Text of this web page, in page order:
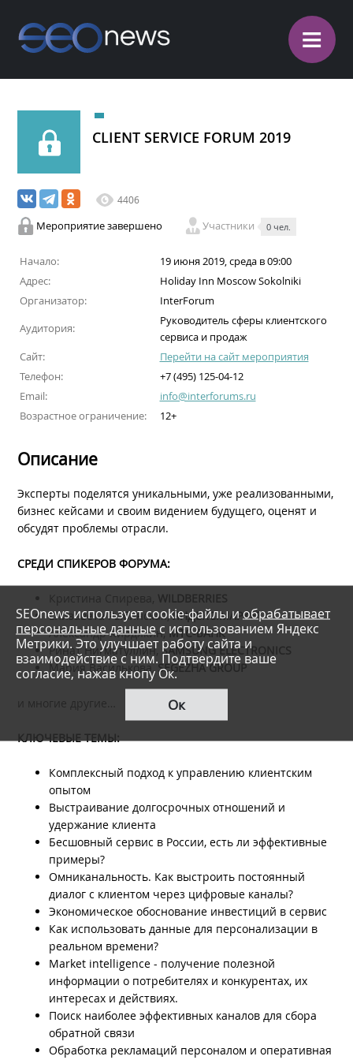
≡
CLIENT SERVICE FORUM 2019
4406
Мероприятие завершено Участники 0 чел.
Начало:
19 июня 2019, среда в 09:00
Адрес:
Holiday Inn Moscow Sokolniki
Организатор:
InterForum
Аудитория:
Руководитель сферы клиентского
сервиса и продаж
Сайт:
Перейти на сайт мероприятия
Телефон:
+7 (495) 125-04-12
Email:
info@interforums.ru
Возрастное ограничение:
12+
Описание
Эксперты поделятся уникальными, уже реализованными,
бизнес кейсами и своим видением будущего, оценят и
обсудят проблемы отрасли.
СРЕДИ СПИКЕРОВ ФОРУМА:
Кристина Спирева, WILDBERRIES
Елизавета Рыбинская,ЯНДЕКС.МАРКЕТ
Александр Кирдякин, МТС-БАНК
Ринат Нигматуллин, SAMSUNG ELECTRONICS
Мария Василькова,SEGEZHA GROUP
и многие другие…
КЛЮЧЕВЫЕ ТЕМЫ:
Комплексный подход к управлению клиентским
опытом
Выстраивание долгосрочных отношений и
удержание клиента
Бесшовный сервис в России, есть ли эффективные
примеры?
Омниканальность. Как выстроить постоянный
диалог с клиентом через цифровые каналы?
Экономическое обоснование инвестиций в сервис
Как использовать данные для персонализации в
реальном времени?
Market intelligence - получение полезной
информации о потребителях и конкурентах, их
интересах и действиях.
Поиск наиболее эффективных каналов для сбора
обратной связи
Обработка рекламаций персоналом и оперативная
SEOnews использует cookie-файлы иобрабатывает
персональные данные с использованием Яндекс
Метрики. Это улучшает работу сайта и
взаимодействие с ним. Подтвердите ваше
согласие, нажав кнопу Ок.
Ок